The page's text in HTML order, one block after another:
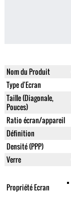
Nom du Produit
Type d'Ecran
Taille (Diagonale,
Pouces)
Ratio écran/appareil
Définition
Densité (PPP)
Verre
Propriété Ecran